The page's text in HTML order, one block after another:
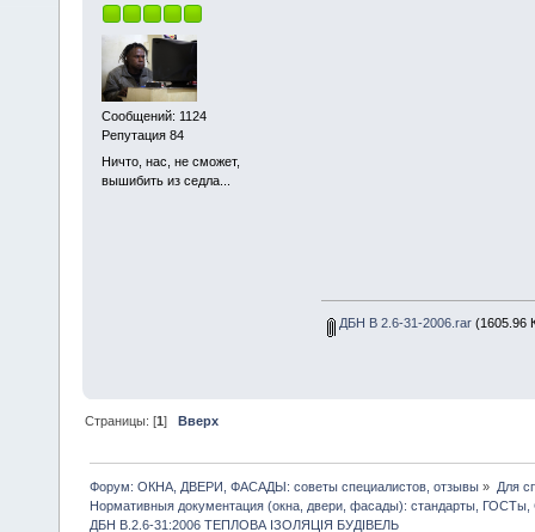
Сообщений: 1124
Репутация 84
Ничто, нас, не сможет,
вышибить из седла...
ДБН В 2.6-31-2006.rar(1605.96
Страницы: [1]Вверх
Форум: ОКНА, ДВЕРИ, ФАСАДЫ: советы специалистов, отзывы » Для
Нормативныя документация (окна, двери, фасады): стандарты,
ДБН В.2.6-31:2006 ТЕПЛОВА ІЗОЛЯЦІЯ БУДІВЕЛЬ